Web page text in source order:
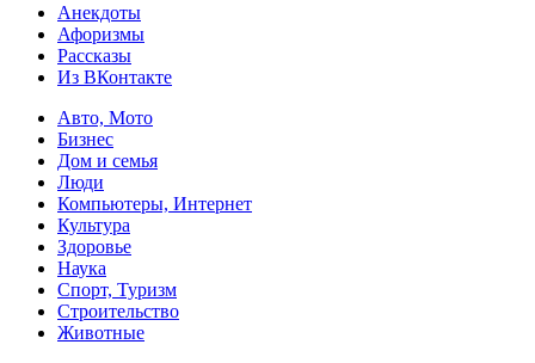
Анекдоты
Афоризмы
Рассказы
Из ВКонтакте
Авто, Мото
Бизнес
Дом и семья
Люди
Компьютеры, Интернет
Культура
Здоровье
Наука
Спорт, Туризм
Строительство
Животные